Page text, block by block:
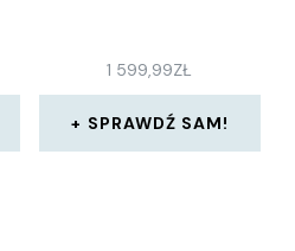
1 599,99ZŁ
SPRAWDŹ SAM!